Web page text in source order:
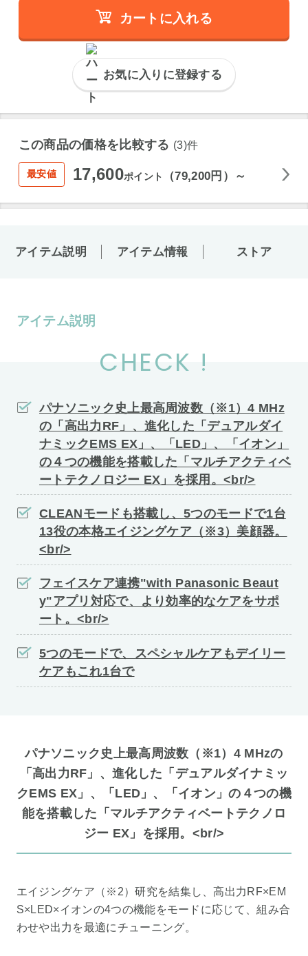
カートに入れる
お気に入りに登録する
この商品の価格を比較する (3)件
最安値 17,600ポイント （79,200円）～
アイテム説明 アイテム情報 ストア
アイテム説明
CHECK !
パナソニック史上最高周波数（※1）4 MHz
の「高出力RF」、進化した「デュアルダイ
ナミックEMS EX」、「LED」、「イオン」
の４つの機能を搭載した「マルチアクティベ
ートテクノロジー EX」を採用。<br/>
CLEANモードも搭載し、5つのモードで1台
13役の本格エイジングケア（※3）美顔器。
<br/>
フェイスケア連携"with Panasonic Beaut
y"アプリ対応で、より効率的なケアをサポ
ート。<br/>
5つのモードで、スペシャルケアもデイリー
ケアもこれ1台で
パナソニック史上最高周波数（※1）4 MHzの
「高出力RF」、進化した「デュアルダイナミッ
クEMS EX」、「LED」、「イオン」の４つの機
能を搭載した「マルチアクティベートテクノロ
ジー EX」を採用。<br/>
エイジングケア（※2）研究を結集し、高出力RF×EM
S×LED×イオンの4つの機能をモードに応じて、組み合
わせや出力を最適にチューニング。